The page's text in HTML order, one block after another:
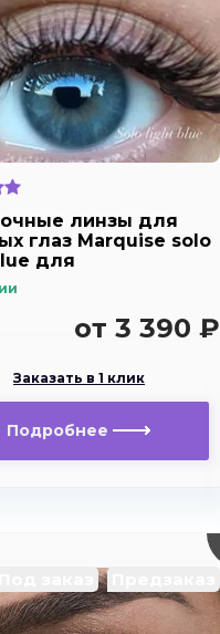
линзы для
глаз Marquise solo
для
от 3 390 ₽
Заказать в 1 клик
Подробнее